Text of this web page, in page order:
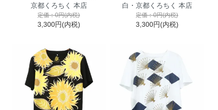
京都くろちく 本店
定価：0円(内税)
3,300円(内税)
白・京都くろちく 本店
定価：0円(内税)
3,300円(内税)